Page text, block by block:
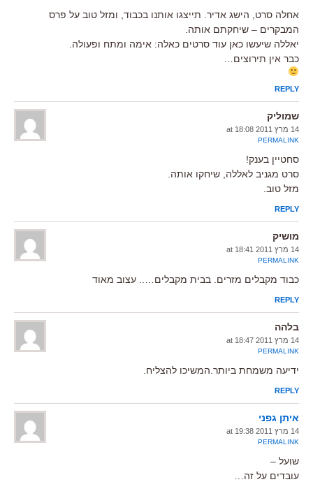
אחלה סרט, הישג אדיר. תייצגו אותנו בכבוד, ומזל טוב על פרס
המבקרים – שיחקתם אותה.
יאללה שיעשו כאן עוד סרטים כאלה: אימה ומתח ופעולה.
כבר אין תירוצים…
REPLY
שמוליק
14 מרץ 2011 at 18:08
PERMALINK
סחטיין בענק!
סרט מגניב לאללה, שיחקו אותה.
מזל טוב.
REPLY
מושיק
14 מרץ 2011 at 18:41
PERMALINK
כבוד מקבלים מזרים. בבית מקבלים….. עצוב מאוד
REPLY
בלהה
14 מרץ 2011 at 18:47
PERMALINK
ידיעה משמחת ביותר.המשיכו להצליח.
REPLY
איתן גפני
14 מרץ 2011 at 19:38
PERMALINK
שועל –
עובדים על זה…